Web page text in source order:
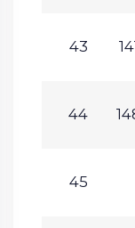
43
44
45